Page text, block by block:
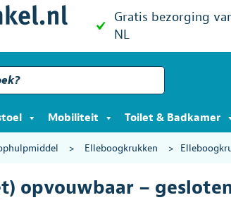
Gratis bezorging
NL
Mobiliteit Toilet & Badkamer
> Elleboogkrukken >
opvouwbaar –